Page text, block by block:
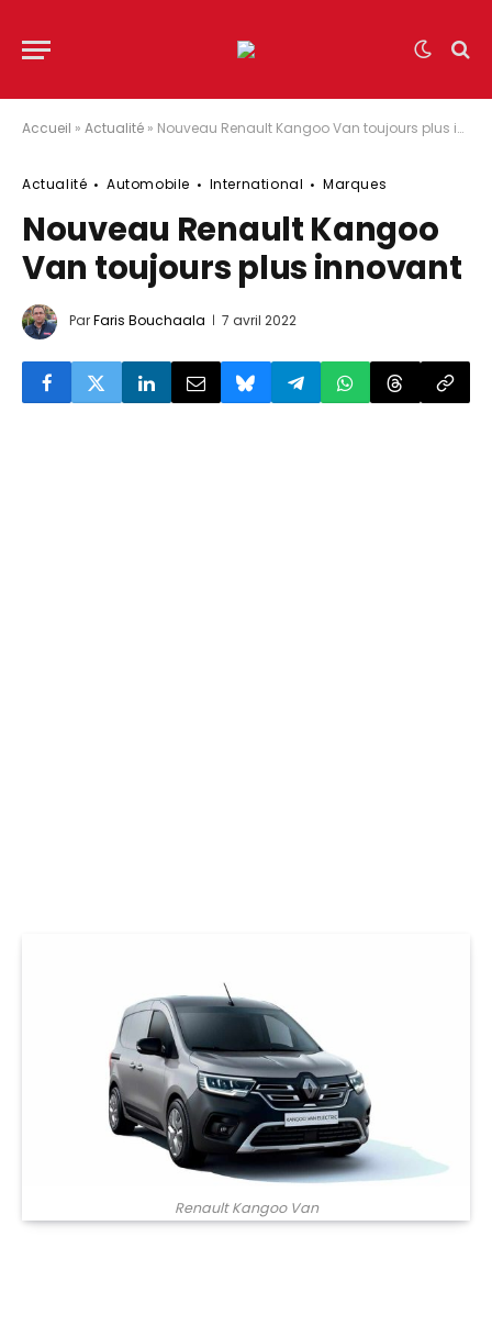
Accueil » Actualité » Nouveau Renault Kangoo Van toujours plus innovant
Actualité Automobile International Marques
Nouveau Renault Kangoo
Van toujours plus innovant
ParFaris Bouchaala 7 avril 2022
Renault Kangoo Van